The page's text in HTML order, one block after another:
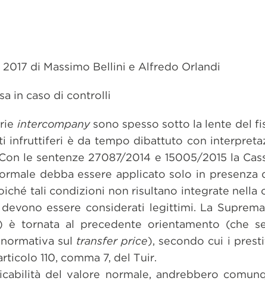
di Massimo Bellini e Alfredo Orlandi
in caso di controlli
intercompany sono spesso sotto la lente del
infruttiferi è da tempo dibattuto con
le sentenze 27087/2014 e 15005/2015 la
debba essere applicato solo in
tali condizioni non risultano integrate nella
essere considerati legittimi. La
è tornata al precedente orientamento (che
sul transfer price), secondo cui i
110, comma 7, del Tuir.
del valore normale, andrebbero